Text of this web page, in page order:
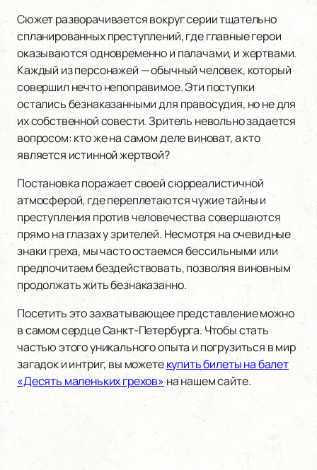
Сюжет разворачивается вокруг серии тщательно
спланированных преступлений, где главные герои
оказываются одновременно и палачами, и жертвами.
Каждый из персонажей — обычный человек, который
совершил нечто непоправимое. Эти поступки
остались безнаказанными для правосудия, но не для
их собственной совести. Зритель невольно задается
вопросом: кто же на самом деле виноват, а кто
является истинной жертвой?
Постановка поражает своей сюрреалистичной
атмосферой, где переплетаются чужие тайны и
преступления против человечества совершаются
прямо на глазах у зрителей. Несмотря на очевидные
знаки греха, мы часто остаемся бессильными или
предпочитаем бездействовать, позволяя виновным
продолжать жить безнаказанно.
Посетить это захватывающее представление можно
в самом сердце Санкт-Петербурга. Чтобы стать
частью этого уникального опыта и погрузиться в мир
загадок и интриг, вы можетекупить билеты на балет
«Десять маленьких грехов» на нашем сайте.